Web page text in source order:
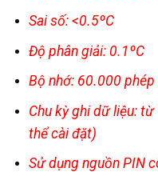
Sai số: <0.5ºC
Độ phân giải: 0.1ºC
Bộ nhớ: 60.000 phép
Chu kỳ ghi dữ liệu:
thể cài đặt)
Sử dụng nguồn PIN